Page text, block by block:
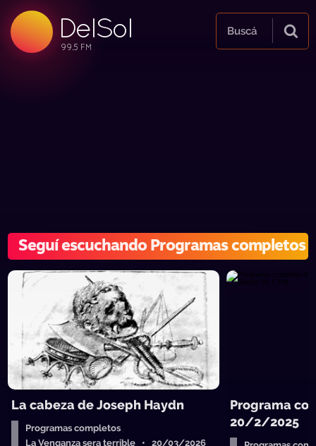
DelSol
99.5 FM
99.5 FM
99.5 FM
Buscá
Seguí escuchando Programas completos
La cabeza de Joseph Haydn
Programas completos
La Venganza sera terrible • 20/03/2026
Programa
20/2/2025